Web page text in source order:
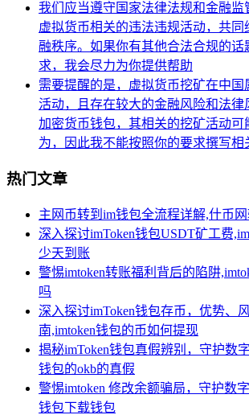
我们应当遵守国家法律法规和金融监
虚拟货币相关的违法违规活动，共同
融秩序。如果你有其他合法合规的话
求，我会尽力为你提供帮助
需要提醒的是，虚拟货币挖矿在中国
活动，且存在较大的金融风险和法律
加密货币钱包，其相关的挖矿活动可
为，因此我不能按照你的要求撰写相
热门文章
主网币转到im钱包全流程详解,什币
深入探讨imToken钱包USDT矿工费
少天到账
警惕imtoken转账福利背后的陷阱
吗
深入探讨imToken钱包存币，优势、
南,imtoken钱包的币如何提现
揭秘imToken钱包真假辨别，守护数
钱包的okb的真假
警惕imtoken 修改余额骗局，守护数
钱包下载钱包